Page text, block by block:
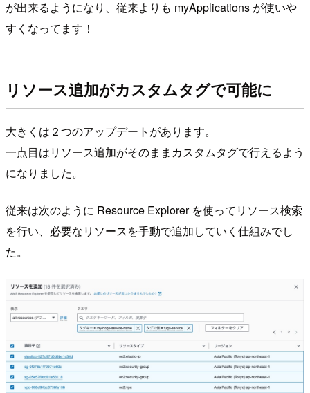
が出来るようになり、従来よりも myApplications が使いや
すくなってます！
リソース追加がカスタムタグで可能に
大きくは２つのアップデートがあります。
一点目はリソース追加がそのままカスタムタグで行えるよう
になりました。
従来は次のように Resource Explorer を使ってリソース検索
を行い、必要なリソースを手動で追加していく仕組みでし
た。